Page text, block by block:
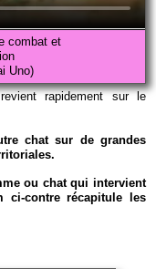
combat et
Uno)
rapidement sur le
chat sur de grandes
ou chat qui intervient
ci-contre récapitule les